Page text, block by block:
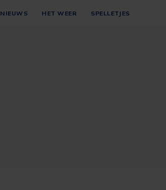
NIEUWS HET WEER SPELLETJES